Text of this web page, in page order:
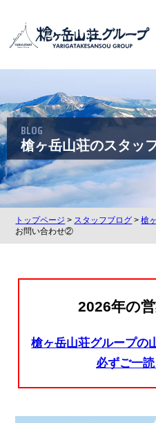
BLOG
槍ヶ岳山荘のスタッ
トップページ > スタッフブログ >槍
お問い合わせ②
2026年の
槍ヶ岳山荘グループの
必ずご一読